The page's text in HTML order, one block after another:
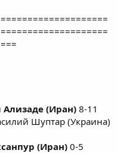
(Иран) 8-11
Шуптар (Украина)
(Иран) 0-5